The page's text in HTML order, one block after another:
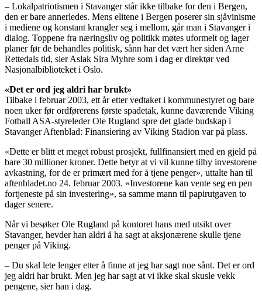
– Lokalpatriotismen i Stavanger står ikke tilbake for den i Bergen,
den er bare annerledes. Mens elitene i Bergen poserer sin sjåvinisme
i mediene og konstant krangler seg i mellom, går man i Stavanger i
dialog. Toppene fra næringsliv og politikk møtes uformelt og lager
planer før de behandles politisk, sånn har det vært her siden Arne
Rettedals tid, sier Aslak Sira Myhre som i dag er direktør ved
Nasjonalbiblioteket i Oslo.
«Det er ord jeg aldri har brukt»
Tilbake i februar 2003, ett år etter vedtaket i kommunestyret og bare
noen uker før ordførerens første spadetak, kunne daværende Viking
Fotball ASA-styreleder Ole Rugland spre det glade budskap i
Stavanger Aftenblad: Finansiering av Viking Stadion var på plass.
«Dette er blitt et meget robust prosjekt, fullfinansiert med en gjeld på
bare 30 millioner kroner. Dette betyr at vi vil kunne tilby investorene
avkastning, for de er primært med for å tjene penger», uttalte han til
aftenbladet.no 24. februar 2003. «Investorene kan vente seg en pen
fortjeneste på sin investering», sa samme mann til papirutgaven to
dager senere.
Når vi besøker Ole Rugland på kontoret hans med utsikt over
Stavanger, hevder han aldri å ha sagt at aksjonærene skulle tjene
penger på Viking.
– Du skal lete lenger etter å finne at jeg har sagt noe sånt. Det er ord
jeg aldri har brukt. Men jeg har sagt at vi ikke skal skusle vekk
pengene, sier han i dag.